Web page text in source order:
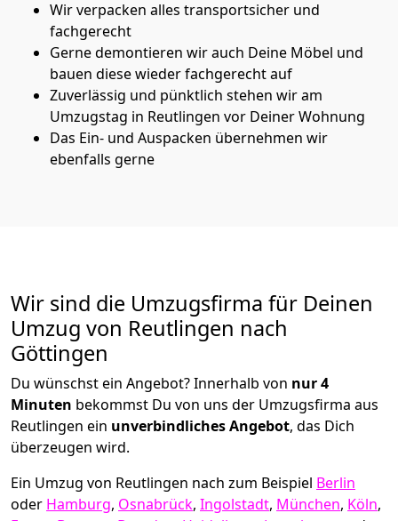
Wir verpacken alles transportsicher und
fachgerecht
Gerne demontieren wir auch Deine Möbel und
bauen diese wieder fachgerecht auf
Zuverlässig und pünktlich stehen wir am
Umzugstag in Reutlingen vor Deiner Wohnung
Das Ein- und Auspacken übernehmen wir
ebenfalls gerne
Wir sind die Umzugsfirma für Deinen
Umzug von Reutlingen nach
Göttingen
Du wünschst ein Angebot? Innerhalb von nur 4
Minuten bekommst Du von uns der Umzugsfirma aus
Reutlingen ein unverbindliches Angebot, das Dich
überzeugen wird.
Ein Umzug von Reutlingen nach zum Beispiel Berlin
oder Hamburg, Osnabrück, Ingolstadt, München, Köln,